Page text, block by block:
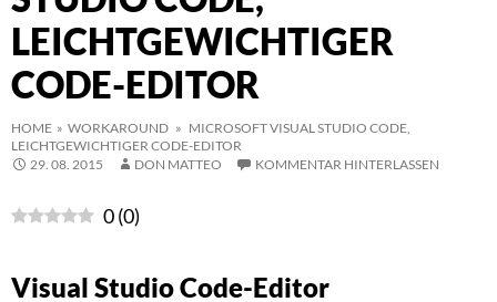
LEICHTGEWICHTIGER
CODE-EDITOR
HOME » WORKAROUND » MICROSOFT VISUAL STUDIO CODE,
LEICHTGEWICHTIGER CODE-EDITOR
29. 08. 2015
DON MATTEO KOMMENTAR HINTERLASSEN
0(0)
Visual Studio Code-Editor